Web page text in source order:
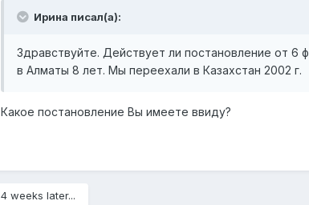
Ирина писал(а):
Здравствуйте. Действует ли постановление от
в Алматы 8 лет. Мы переехали в Казахстан 2002 г.
Какое постановление Вы имеете ввиду?
4 weeks later...